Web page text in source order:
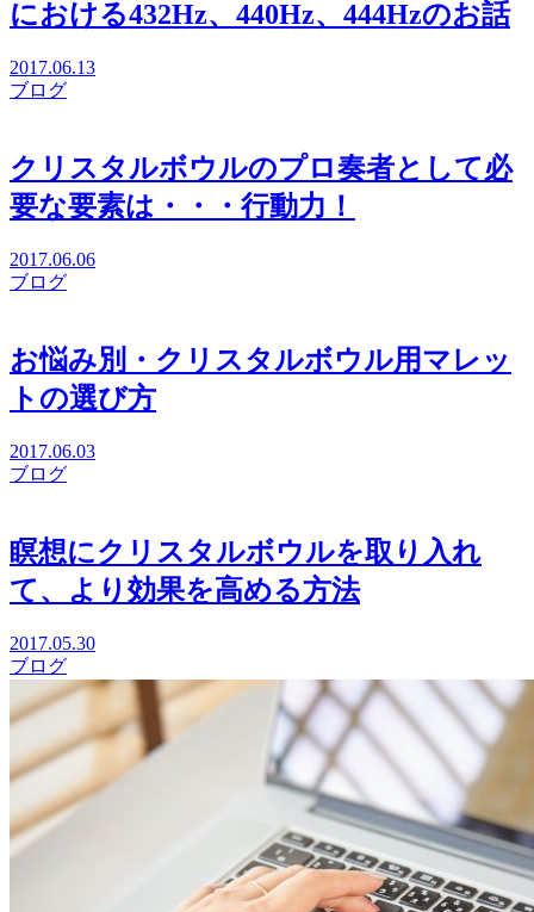
における432Hz、440Hz、444Hzのお話
2017.06.13
ブログ
クリスタルボウルのプロ奏者として必
要な要素は・・・行動力！
2017.06.06
ブログ
お悩み別・クリスタルボウル用マレッ
トの選び方
2017.06.03
ブログ
瞑想にクリスタルボウルを取り入れ
て、より効果を高める方法
2017.05.30
ブログ